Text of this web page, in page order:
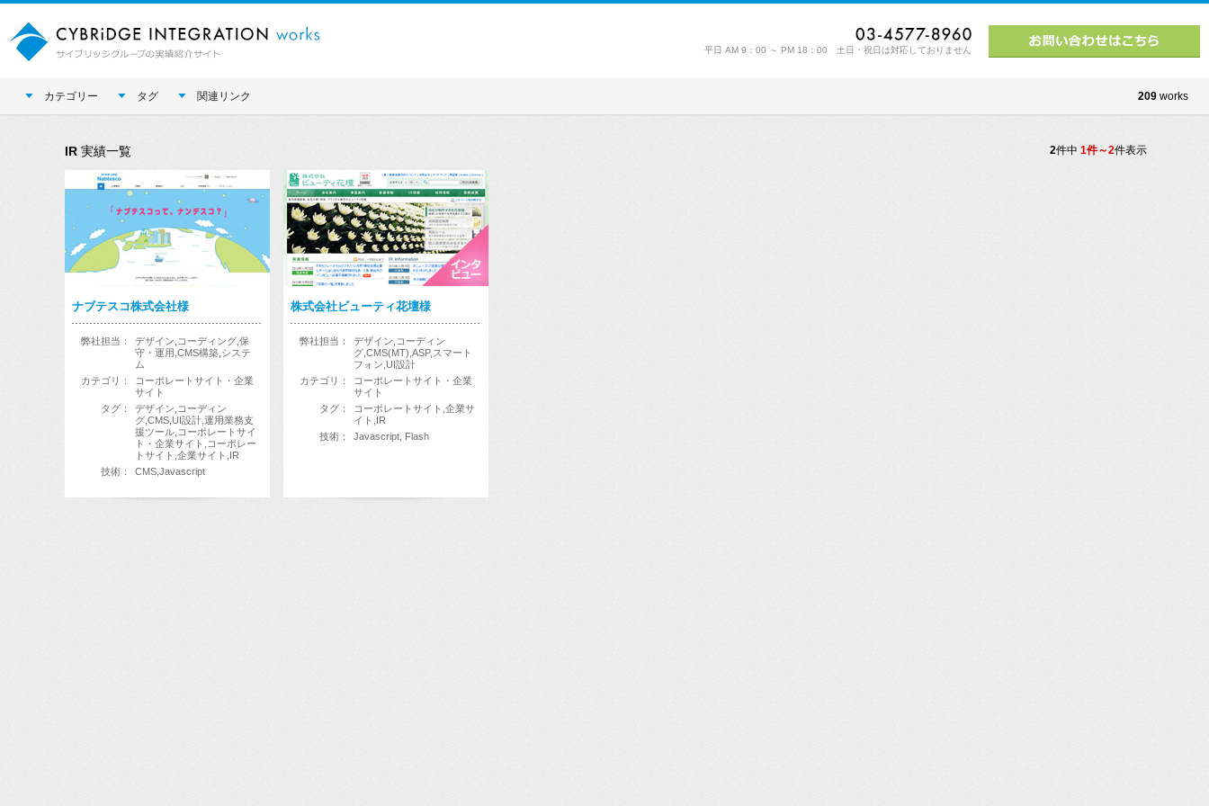
平日 AM 9：00 ～ PM 18：00 土日・祝日は対応しておりません
カテゴリー タグ 関連リンク 209 works
IR 実績一覧 2件中 1件～2件表示
ナブテスコ株式会社様
弊社担当：
デザイン,コーディング,保
守・運用,CMS構築,システ
ム
カテゴリ：
コーポレートサイト・企業
サイト
タグ：
デザイン,コーディン
グ,CMS,UI設計,運用業務支
援ツール,コーポレートサイ
ト・企業サイト,コーポレー
トサイト,企業サイト,IR
技術：
CMS,Javascript
株式会社ビューティ花壇様
弊社担当：
デザイン,コーディン
グ,CMS(MT),ASP,スマート
フォン,UI設計
カテゴリ：
コーポレートサイト・企業
サイト
タグ：
コーポレートサイト,企業サ
イト,IR
技術：
Javascript, Flash